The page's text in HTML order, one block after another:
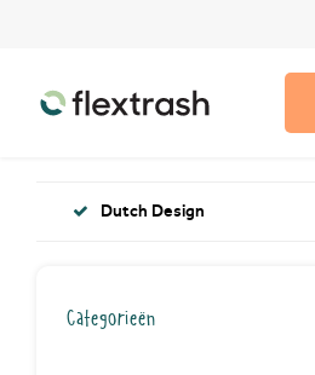
Dutch Design
Categorieën